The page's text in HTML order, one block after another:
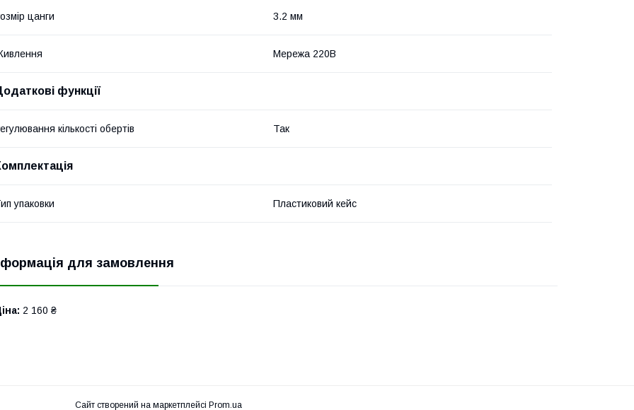
цанги 3.2 мм
Мережа 220В
функції
кількості обертів Так
упаковки Пластиковий кейс
для замовлення
2 160 ₴
Сайт створений на маркетплейсі Prom.ua